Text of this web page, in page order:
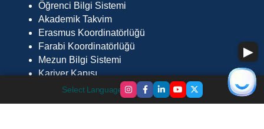
Select Language ▼
Öğrenci Bilgi Sistemi
Akademik Takvim
Erasmus Koordinatörlüğü
Farabi Koordinatörlüğü
Mezun Bilgi Sistemi
Kariyer Kapısı